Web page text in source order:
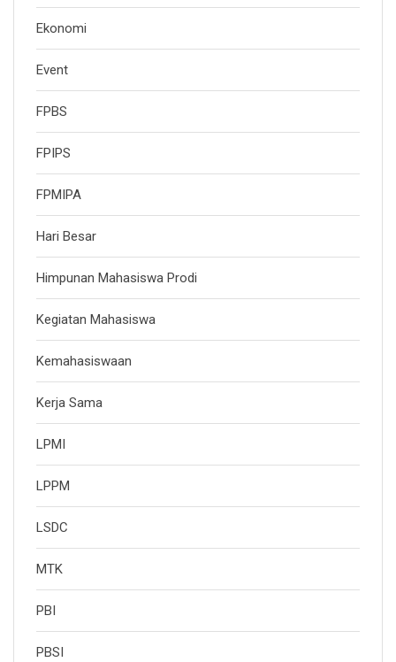
Ekonomi
Event
FPBS
FPIPS
FPMIPA
Hari Besar
Himpunan Mahasiswa Prodi
Kegiatan Mahasiswa
Kemahasiswaan
Kerja Sama
LPMI
LPPM
LSDC
MTK
PBI
PBSI